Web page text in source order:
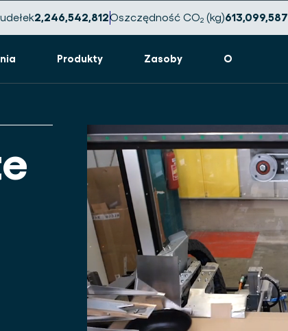
2,246,542,827Oszczędność CO₂ (kg)613,099,592
Produkty Zasoby O